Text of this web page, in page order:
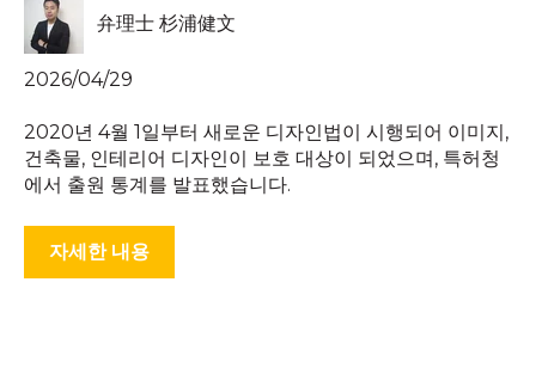
弁理士 杉浦健文
2026/04/29
2020년 4월 1일부터 새로운 디자인법이 시행되어 이미지,
건축물, 인테리어 디자인이 보호 대상이 되었으며, 특허청
에서 출원 통계를 발표했습니다.
자세한 내용